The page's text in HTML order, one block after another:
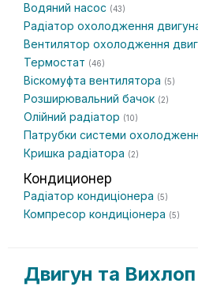
Водяний насос (43)
Радіатор охолодження
Вентилятор охолодження
Термостат (46)
Віскомуфта вентилятора (5)
Розширювальний бачок (2)
Олійний радіатор (10)
Патрубки системи
Кришка радіатора (2)
Кондиционер
Радіатор кондиціонера (5)
Компресор кондиціонера (5)
Двигун та Вихлоп